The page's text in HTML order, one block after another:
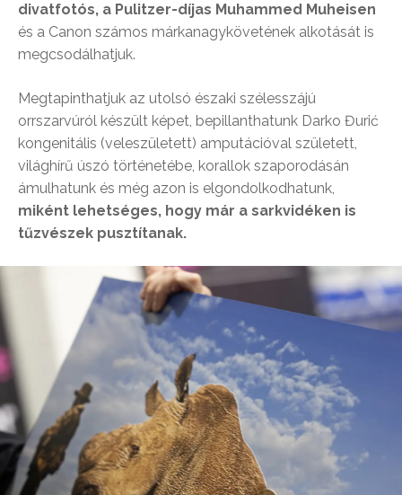
divatfotós, a Pulitzer-díjas Muhammed Muheisen
és a Canon számos márkanagykövetének alkotását is
megcsodálhatjuk.
Megtapinthatjuk az utolsó északi szélesszájú
orrszarvúról készült képet, bepillanthatunk Darko Đurić
kongenitális (veleszületett) amputációval született,
világhírű úszó történetébe, korallok szaporodásán
ámulhatunk és még azon is elgondolkodhatunk,
miként lehetséges, hogy már a sarkvidéken is
tűzvészek pusztítanak.